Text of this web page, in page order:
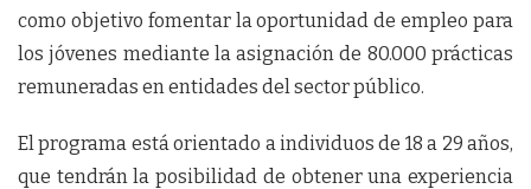
como objetivo fomentar la oportunidad de empleo para
los jóvenes mediante la asignación de 80.000 prácticas
remuneradas en entidades del sector público.
El programa está orientado a individuos de 18 a 29 años,
que tendrán la posibilidad de obtener una experiencia